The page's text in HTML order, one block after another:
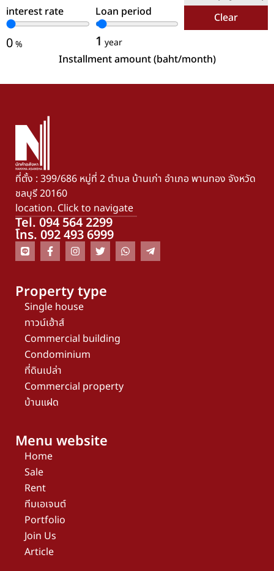
interest rate
0%
Loan period
1 year
Clear
Installment amount (baht/month)
ที่ตั้ง : 399/686 หมู่ที่ 2 ตำบล บ้านเก่า อำเภอ พานทอง จังหวัด
ชลบุรี 20160
location. Click to navigate
Tel. 094 564 2299
โทร. 092 493 6999
Property type
Single house
ทาวน์เฮ้าส์
Commercial building
Condominium
ที่ดินเปล่า
Commercial property
บ้านแฝด
Menu website
Home
Sale
Rent
ทีมเอเจนต์
Portfolio
Join Us
Article